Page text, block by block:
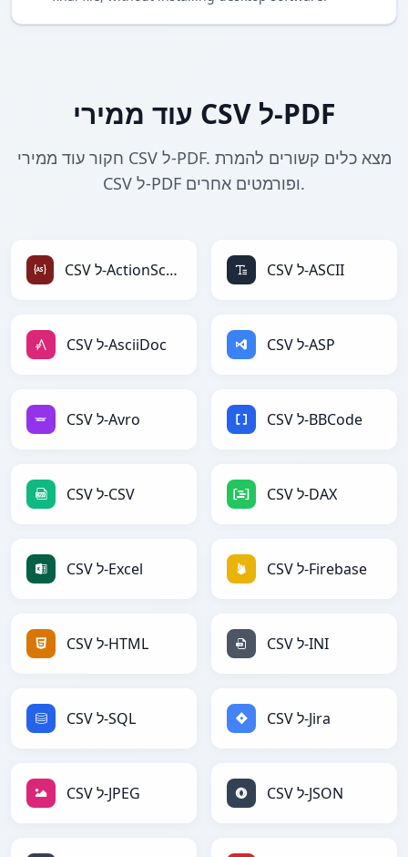
עוד ממירי CSV ל-PDF
חקור עוד ממירי CSV ל-PDF. מצא כלים קשורים להמרת
CSV ל-PDF ופורמטים אחרים.
CSV ל-ActionScript CSV ל-ASCII
CSV ל-AsciiDoc CSV ל-ASP
CSV ל-Avro CSV ל-BBCode
CSV ל-CSV CSV ל-DAX
CSV ל-Excel CSV ל-Firebase
CSV ל-HTML CSV ל-INI
CSV ל-SQL CSV ל-Jira
CSV ל-JPEG CSV ל-JSON